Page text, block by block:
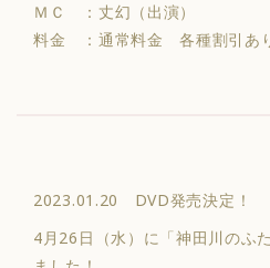
ＭＣ ：丈幻（出演）
料金 ：通常料金 各種割引あ
2023.01.20 DVD発売決定！
4月26日（水）に「神田川のふ